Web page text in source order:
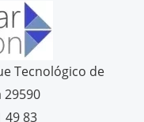
Tecnológico de
29590
49 83